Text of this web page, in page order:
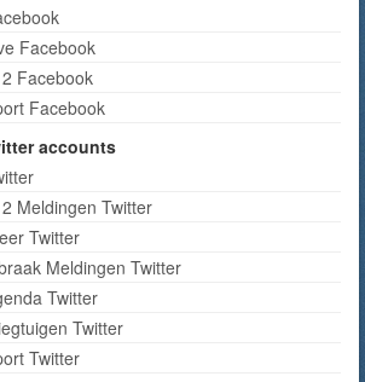
Facebook
Facebook
Facebook
accounts
Meldingen Twitter
Twitter
Meldingen Twitter
Twitter
Twitter
Twitter